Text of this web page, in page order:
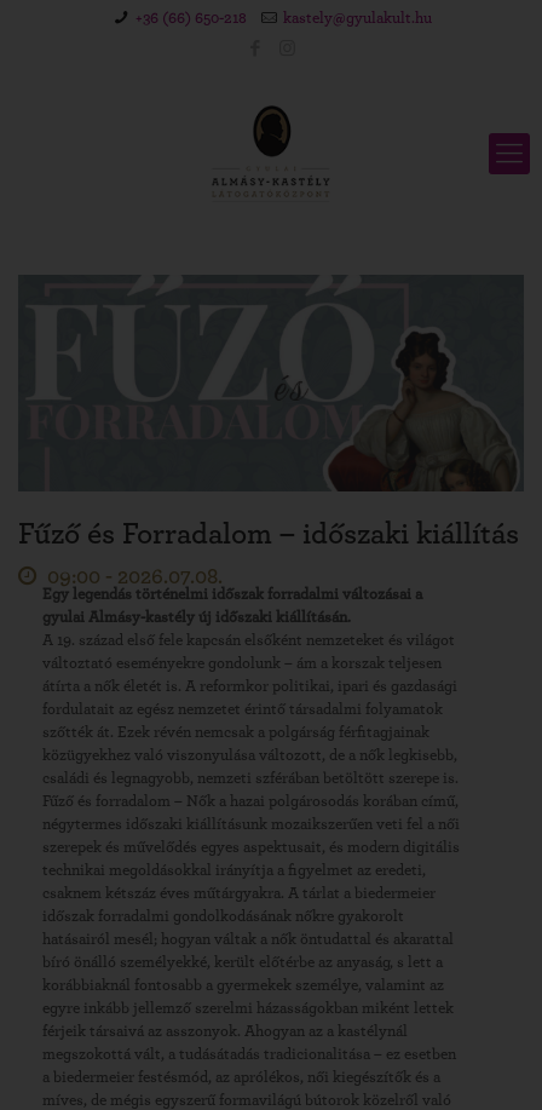
+36 (66) 650-218 kastely@gyulakult.hu
Fűző és Forradalom – időszaki kiállítás
09:00 - 2026.07.08.
Egy legendás történelmi időszak forradalmi változásai a
gyulai Almásy-kastély új időszaki kiállításán.
A 19. század első fele kapcsán elsőként nemzeteket és világot
változtató eseményekre gondolunk – ám a korszak teljesen
átírta a nők életét is. A reformkor politikai, ipari és gazdasági
fordulatait az egész nemzetet érintő társadalmi folyamatok
szőtték át. Ezek révén nemcsak a polgárság férfitagjainak
közügyekhez való viszonyulása változott, de a nők legkisebb,
családi és legnagyobb, nemzeti szférában betöltött szerepe is.
Fűző és forradalom – Nők a hazai polgárosodás korában című,
négytermes időszaki kiállításunk mozaikszerűen veti fel a női
szerepek és művelődés egyes aspektusait, és modern digitális
technikai megoldásokkal irányítja a figyelmet az eredeti,
csaknem kétszáz éves műtárgyakra. A tárlat a biedermeier
időszak forradalmi gondolkodásának nőkre gyakorolt
hatásairól mesél; hogyan váltak a nők öntudattal és akarattal
bíró önálló személyekké, került előtérbe az anyaság, s lett a
korábbiaknál fontosabb a gyermekek személye, valamint az
egyre inkább jellemző szerelmi házasságokban miként lettek
férjeik társaivá az asszonyok. Ahogyan az a kastélynál
megszokottá vált, a tudásátadás tradicionalitása – ez esetben
a biedermeier festésmód, az aprólékos, női kiegészítők és a
míves, de mégis egyszerű formavilágú bútorok közelről való